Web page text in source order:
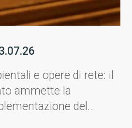
e opere di rete: il
ammette la
del